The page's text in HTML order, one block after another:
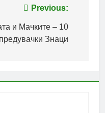
Previous:
и Мачките – 10
Знаци